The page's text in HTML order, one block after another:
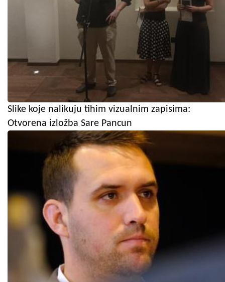
Slike koje nalikuju tihim vizualnim zapisima:
Otvorena izložba Sare Pancun